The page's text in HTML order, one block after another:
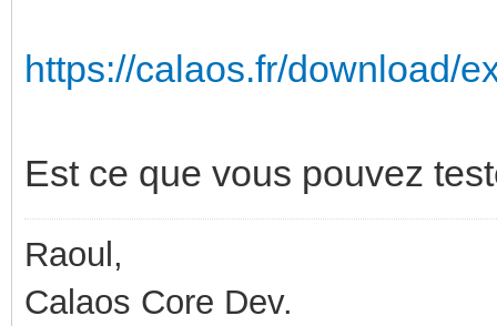
https://calaos.fr/download/
Est ce que vous pouvez
Raoul,
Calaos Core Dev.